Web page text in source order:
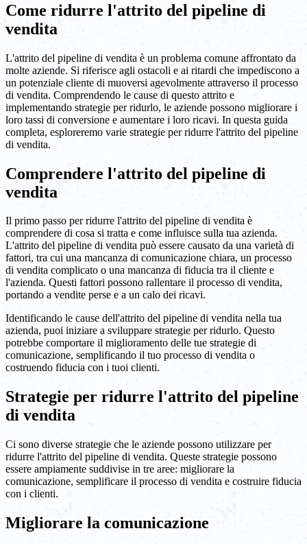
Come ridurre l'attrito del pipeline di
vendita
L'attrito del pipeline di vendita è un problema comune affrontato da
molte aziende. Si riferisce agli ostacoli e ai ritardi che impediscono a
un potenziale cliente di muoversi agevolmente attraverso il processo
di vendita. Comprendendo le cause di questo attrito e
implementando strategie per ridurlo, le aziende possono migliorare i
loro tassi di conversione e aumentare i loro ricavi. In questa guida
completa, esploreremo varie strategie per ridurre l'attrito del pipeline
di vendita.
Comprendere l'attrito del pipeline di
vendita
Il primo passo per ridurre l'attrito del pipeline di vendita è
comprendere di cosa si tratta e come influisce sulla tua azienda.
L'attrito del pipeline di vendita può essere causato da una varietà di
fattori, tra cui una mancanza di comunicazione chiara, un processo
di vendita complicato o una mancanza di fiducia tra il cliente e
l'azienda. Questi fattori possono rallentare il processo di vendita,
portando a vendite perse e a un calo dei ricavi.
Identificando le cause dell'attrito del pipeline di vendita nella tua
azienda, puoi iniziare a sviluppare strategie per ridurlo. Questo
potrebbe comportare il miglioramento delle tue strategie di
comunicazione, semplificando il tuo processo di vendita o
costruendo fiducia con i tuoi clienti.
Strategie per ridurre l'attrito del pipeline
di vendita
Ci sono diverse strategie che le aziende possono utilizzare per
ridurre l'attrito del pipeline di vendita. Queste strategie possono
essere ampiamente suddivise in tre aree: migliorare la
comunicazione, semplificare il processo di vendita e costruire fiducia
con i clienti.
Migliorare la comunicazione